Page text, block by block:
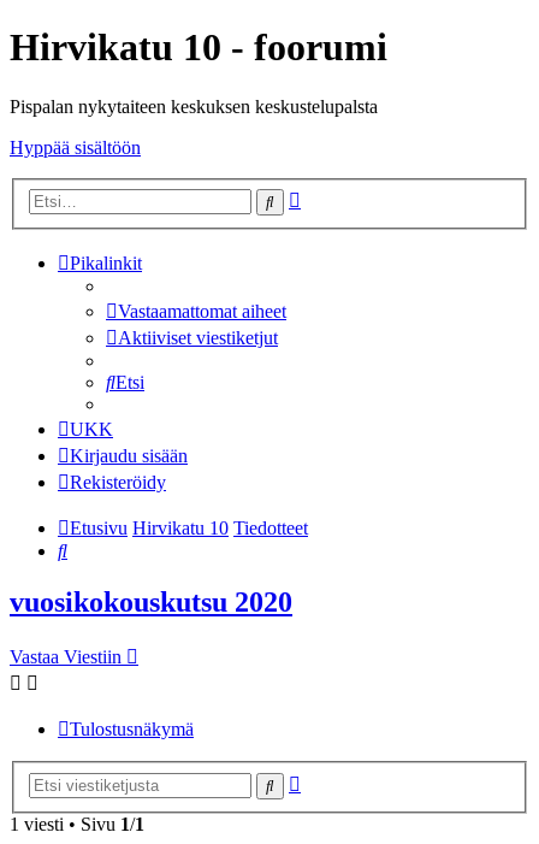
Hirvikatu 10 - foorumi
Pispalan nykytaiteen keskuksen keskustelupalsta
Hyppää sisältöön
Etsi
Pikalinkit
Vastaamattomat aiheet
Aktiiviset viestiketjut
Etsi
UKK
Kirjaudu sisään
Rekisteröidy
Etusivu Hirvikatu 10 Tiedotteet
Etsi
vuosikokouskutsu 2020
Vastaa Viestiin
Tulostusnäkymä
Etsi
1 viesti • Sivu 1/1